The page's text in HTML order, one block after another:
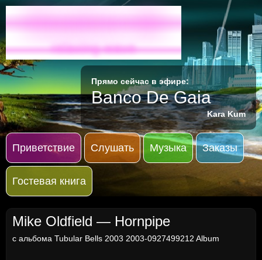
Radio-M
relaxing wave
Прямо сейчас в эфире:
Banco De Gaia
Kara Kum
Приветствие Слушать Музыка Заказы
Гостевая книга
Mike Oldfield — Hornpipe
с альбома Tubular Bells 2003 2003-0927499212 Album